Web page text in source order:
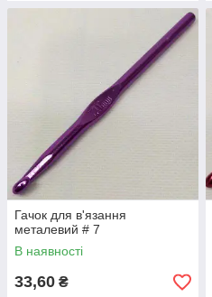
Гачок для в'язання
металевий # 7
В наявності
33,60 ₴